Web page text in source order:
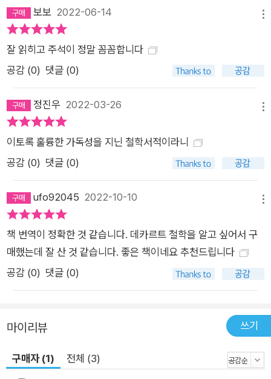
진리 탐구》는 데카르트적 의심이 가장 분명히 드러난 저서로 평
가된다. 《프로그램에 대한 주석》 “나는 그들이 나를 공격할 만큼
나를 높게 평가하고 있다는 것을 기쁘게 볼 것이다. 나는 그들의
치유를 기원하는 바이다” 《프로그램에 대한 주석》은 위트레흐트
대학의 의학교수였던 레기우스가 데카르트의 철학을 공박한 글
에 대해, 데카르트가 그 문구 하나하나를 주석하면서 다시 비판한
책이다. 원래 레기우스는 데카르트의 열렬한 추종자였으나 훗날
자신만의 철학을 꿈꾸면서 데카르트와 적대적인 관계로 돌아선
인물이다. 레기우스는 1647년 《인간 정신 혹은 이성적 영혼에
이라는 제목의 작은 책자를 그의 이름으로 출간했고, 이후 다시
그것을 광장이나 길거리에 쉽게 붙일 수 있는 프로그램 혹은 플래
카드로 만들어 익명으로 발표했다. 이에 데카르트는 그것을 중상
모략가가 자신의 철학 원리를 왜곡하기 위해 행한 공격으로 여기
했던 바를 《프로그램에 대한 주석》에서 일관되게 주장하면서 자
이 시대의 성찰 시대를 초월하여 과거와 현재 우리가 사는 세계를
관통하는 질문을 던지고 그 답을 건네는 것, 그것이 우리가 고전
을 읽는 이유다. 데카르트의 형이상학적 사유가 담긴 이 책은 데
보보 2022-06-14
잘 읽히고 주석이 정말 꼼꼼합니다
공감 (0) 댓글 (0)
정진우 2022-03-26
이토록 훌륭한 가독성을 지닌 철학서적이라니
공감 (0) 댓글 (0)
ufo92045 2022-10-10
책 번역이 정확한 것 같습니다. 데카르트 철학을 알고 싶어서 구
매했는데 잘 산 것 같습니다. 좋은 책이네요 추천드립니다
공감 (0) 댓글 (0)
마이리뷰 쓰기
구매자 (1) 전체 (3)